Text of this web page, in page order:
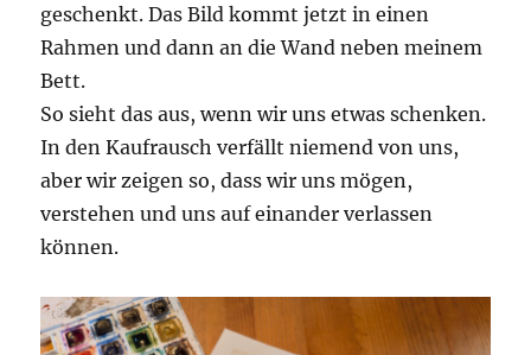
geschenkt. Das Bild kommt jetzt in einen
Rahmen und dann an die Wand neben meinem
Bett.
So sieht das aus, wenn wir uns etwas schenken.
In den Kaufrausch verfällt niemend von uns,
aber wir zeigen so, dass wir uns mögen,
verstehen und uns auf einander verlassen
können.